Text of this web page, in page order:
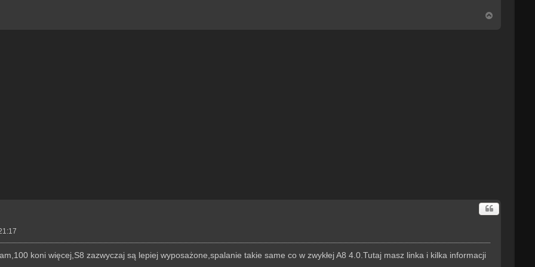
koni więcej,S8 zazwyczaj są lepiej wyposażone,spalanie takie same co w zwykłej A8 4.0.Tutaj masz linka i kilka informacji